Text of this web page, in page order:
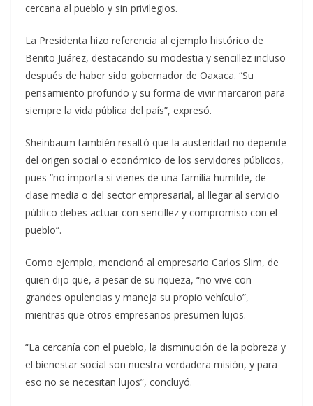
cercana al pueblo y sin privilegios.
La Presidenta hizo referencia al ejemplo histórico de
Benito Juárez, destacando su modestia y sencillez incluso
después de haber sido gobernador de Oaxaca. “Su
pensamiento profundo y su forma de vivir marcaron para
siempre la vida pública del país”, expresó.
Sheinbaum también resaltó que la austeridad no depende
del origen social o económico de los servidores públicos,
pues “no importa si vienes de una familia humilde, de
clase media o del sector empresarial, al llegar al servicio
público debes actuar con sencillez y compromiso con el
pueblo”.
Como ejemplo, mencionó al empresario Carlos Slim, de
quien dijo que, a pesar de su riqueza, “no vive con
grandes opulencias y maneja su propio vehículo”,
mientras que otros empresarios presumen lujos.
“La cercanía con el pueblo, la disminución de la pobreza y
el bienestar social son nuestra verdadera misión, y para
eso no se necesitan lujos”, concluyó.